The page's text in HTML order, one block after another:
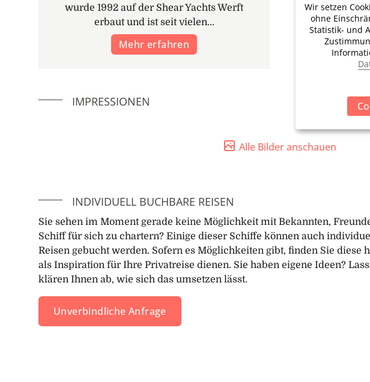
wurde 1992 auf der Shear Yachts Werft
erbaut und ist seit vielen...
Mehr erfahren
IMPRESSIONEN
Alle Bilder anschauen
INDIVIDUELL BUCHBARE REISEN
Sie sehen im Moment gerade keine Möglichkeit mit Bekannten,
Schiff für sich zu chartern? Einige dieser Schiffe können auch
Reisen gebucht werden. Sofern es Möglichkeiten gibt, finden Sie diese
als Inspiration für Ihre Privatreise dienen. Sie haben eigene Ideen?
klären Ihnen ab, wie sich das umsetzen lässt.
Unverbindliche Anfrage
Wir setzen
ohne
Statistik- und